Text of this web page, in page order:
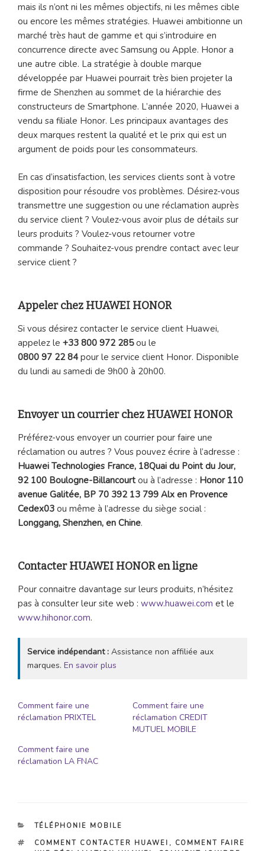
mais ils n’ont ni les mêmes objectifs, ni les mêmes cible
ou encore les mêmes stratégies. Huawei ambitionne un
marché très haut de gamme et qui s’introduire en
concurrence directe avec Samsung ou Apple. Honor a
une autre cible. La stratégie à double marque
développée par Huawei pourrait très bien projeter la
firme de Shenzhen au sommet de la hiérarchie des
constructeurs de Smartphone. L’année 2020, Huawei a
vendu sa filiale Honor. Les principaux avantages des
deux marques restent la qualité et le prix qui est un
argument de poids pour les consommateurs.
En cas d’insatisfaction, les services clients sont à votre
disposition pour résoudre vos problèmes. Désirez-vous
transmettre une suggestion ou une réclamation auprès
du service client ? Voulez-vous avoir plus de détails sur
leurs produits ? Voulez-vous retourner votre
commande ? Souhaitez-vous prendre contact avec leur
service client ?
Appeler chez HUAWEI HONOR
Si vous désirez contacter le service client Huawei,
appelez le +33 800 972 285ou le
0800 97 22 84pour le service client Honor. Disponible
du lundi au samedi de 9h00 à 20h00.
Envoyer un courrier chez HUAWEI HONOR
Préférez-vous envoyer un courrier pour faire une
réclamation ou autres ? Vous pouvez écrire à l’adresse :
Huawei Technologies France, 18Quai du Point du Jour,
92 100 Boulogne-Billancourtou à l’adresse : Honor 110
avenue Galitée, BP 70 392 13 799 Alx en Provence
Cedex03 ou même à l’adresse du siège social :
Longgang, Shenzhen, en Chine.
Contacter HUAWEI HONOR en ligne
Pour connaitre davantage sur leurs produits, n’hésitez
pas à consulter leur site web : www.huawei.com et le
www.hihonor.com.
Service indépendant : Assistance non affiliée aux
marques. En savoir plus
Comment faire une
réclamation PRIXTEL
Comment faire une
réclamation CREDIT
MUTUEL MOBILE
Comment faire une
réclamation LA FNAC
CATÉGORIES
TÉLÉPHONIE MOBILE
ÉTIQUETTES
COMMENT CONTACTER HUAWEI , COMMENT FAIRE